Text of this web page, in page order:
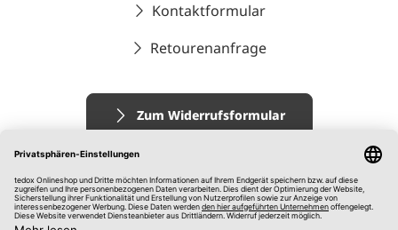
Kontaktformular
Retourenanfrage
Zum Widerrufsformular
Impressum
AGB